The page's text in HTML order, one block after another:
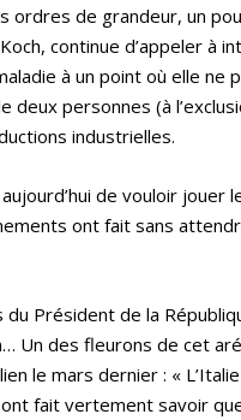
ordres de grandeur, un
continue d’appeler à
à un point où elle ne
personnes (à
industrielles.
de vouloir jouer
ont fait sans
Président de la
Un des fleurons de cet
le mars dernier : «
fait vertement savoir